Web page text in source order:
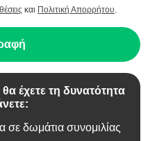
και Πολιτική Απορρήτου.
έχετε τη δυνατότητα
σε δωμάτια συνομιλίας